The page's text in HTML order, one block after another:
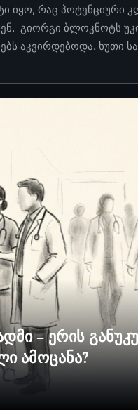
იყო, რაც პოტენციური
გიორგი ბლოკნოტს
აკვირდებოდა. ხუთი
– ერის
ამოცანა?